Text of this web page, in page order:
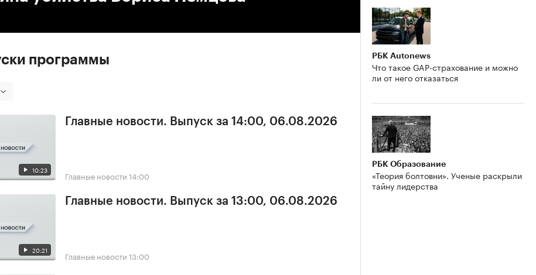
программы
10:23
Главные новости. Выпуск за 14:00, 06.08.2026
Главные новости 14:00
20:21
Главные новости. Выпуск за 13:00, 06.08.2026
Главные новости 13:00
РБК Autonews
Что такое GAP-страхование и можно
ли от него отказаться
РБК Образование
«Теория болтовни». Ученые раскрыли
тайну лидерства